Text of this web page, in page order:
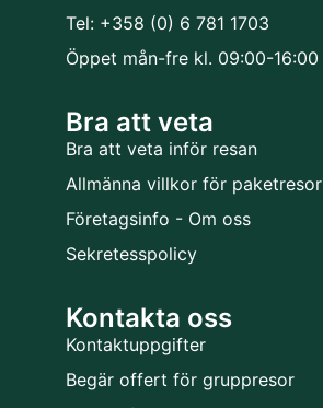
Tel: +358 (0) 6 781 1703
Öppet mån-fre kl. 09:00-16:00
Bra att veta
Bra att veta inför resan
Allmänna villkor för paketresor
Företagsinfo - Om oss
Sekretesspolicy
Kontakta oss
Kontaktuppgifter
Begär offert för gruppresor